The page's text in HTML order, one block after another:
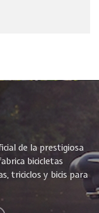
de la prestigiosa
bicicletas
triciclos y bicis para